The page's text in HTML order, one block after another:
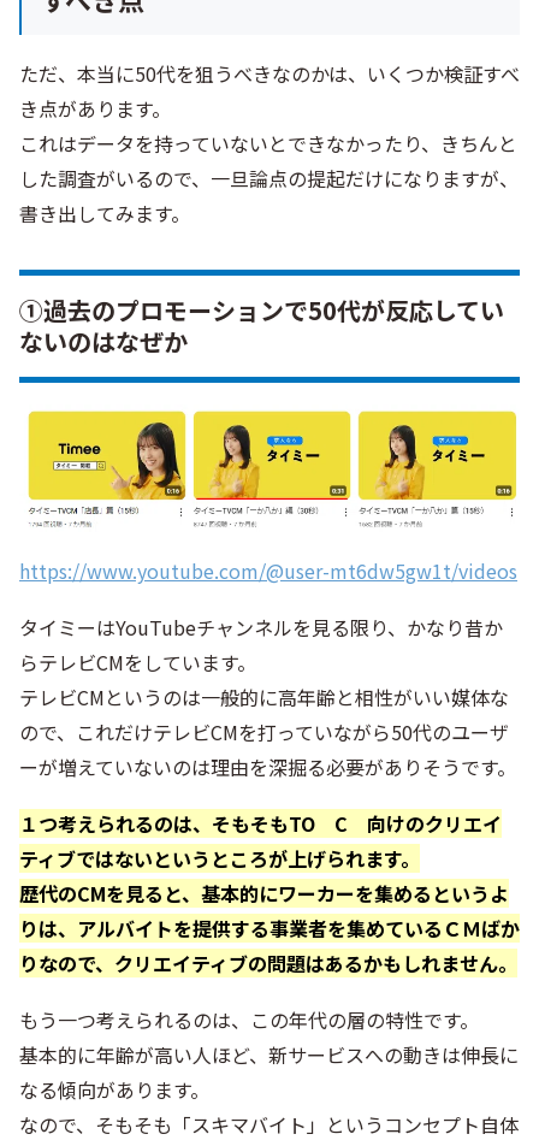
ただ、本当に50代を狙うべきなのかは、いくつか検証すべ
き点があります。
これはデータを持っていないとできなかったり、きちんと
した調査がいるので、一旦論点の提起だけになりますが、
書き出してみます。
①過去のプロモーションで50代が反応してい
ないのはなぜか
https://www.youtube.com/@user-mt6dw5gw1t/videos
タイミーはYouTubeチャンネルを見る限り、かなり昔か
らテレビCMをしています。
テレビCMというのは一般的に高年齢と相性がいい媒体な
ので、これだけテレビCMを打っていながら50代のユーザ
ーが増えていないのは理由を深掘る必要がありそうです。
１つ考えられるのは、そもそもTO C 向けのクリエイ
ティブではないというところが上げられます。
歴代のCMを見ると、基本的にワーカーを集めるというよ
りは、アルバイトを提供する事業者を集めているＣＭばか
りなので、クリエイティブの問題はあるかもしれません。
もう一つ考えられるのは、この年代の層の特性です。
基本的に年齢が高い人ほど、新サービスへの動きは伸長に
なる傾向があります。
なので、そもそも「スキマバイト」というコンセプト自体